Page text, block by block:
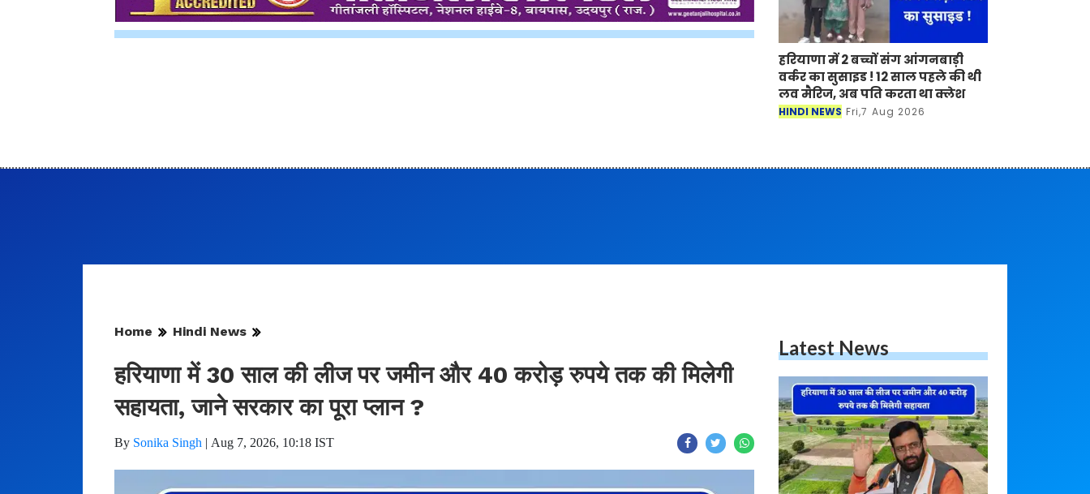
हरियाणा में 2 बच्चों संग आंगनबाड़ी
वर्कर का सुसाइड ! 12 साल पहले की थी
लव मैरिज, अब पति करता था क्लेश
HINDI NEWS Fri,7 Aug 2026
Home Hindi News
हरियाणा में 30 साल की लीज पर जमीन और 40 करोड़ रुपये तक की मिलेगी
सहायता, जाने सरकार का पूरा प्लान ?
By Sonika Singh | Aug 7, 2026, 10:18 IST
Latest News